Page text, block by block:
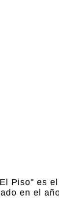
Piso" es
en el